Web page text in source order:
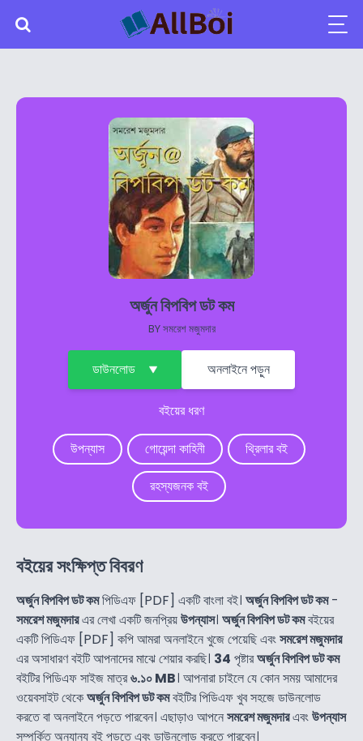
অর্জুন বিপবিপ ডট কম
BYসমরেশ মজুমদার
ডাউনলোড অনলাইনে পড়ুন
বইয়ের ধরণ
উপন্যাস গোয়েন্দা কাহিনী
থ্রিলার বই
রহস্যজনক বই
বইয়ের সংক্ষিপ্ত বিবরণ
অর্জুন বিপবিপ ডট কমপিডিএফ [PDF] একটি বাংলা বই। অর্জুন বিপবিপ ডট কম-
সমরেশ মজুমদারএর লেখা একটি জনপ্রিয়উপন্যাস। অর্জুন বিপবিপ ডট কমবইয়ের
একটি পিডিএফ [PDF] কপি আমরা অনলাইনে খুজে পেয়েছি এবংসমরেশ মজুমদার
এর অসাধারণ বইটি আপনাদের মাঝে শেয়ার করছি। 34 পৃষ্টারঅর্জুন বিপবিপ ডট কম
বইটির পিডিএফ সাইজ মাত্র৬.১০ MB। আপনারা চাইলে যে কোন সময় আমাদের
ওয়েবসাইট থেকেঅর্জুন বিপবিপ ডট কমবইটির পিডিএফ খুব সহজে ডাউনলোড
করতে বা অনলাইনে পড়তে পারবেন। এছাড়াও আপনেসমরেশ মজুমদারএবংউপন্যাস
সম্পর্কিত অন্যান্য বই পড়তে এবং ডাউনলোড করতে পারবেন।